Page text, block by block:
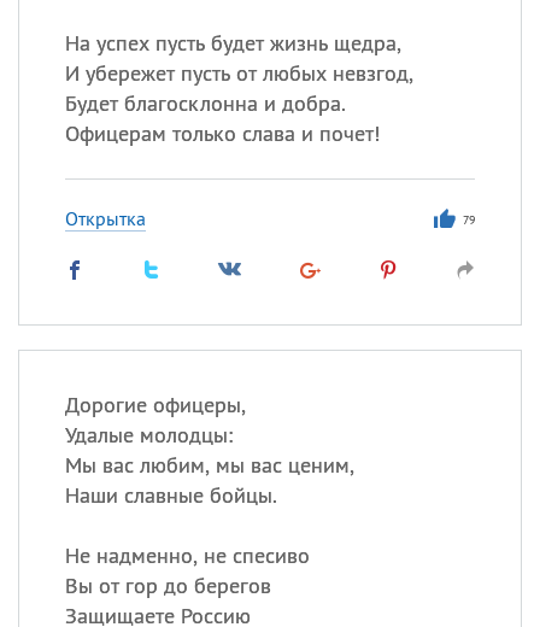
На успех пусть будет жизнь щедра,
И убережет пусть от любых невзгод,
Будет благосклонна и добра.
Офицерам только слава и почет!
Открытка 79
Дорогие офицеры,
Удалые молодцы:
Мы вас любим, мы вас ценим,
Наши славные бойцы.
Не надменно, не спесиво
Вы от гор до берегов
Защищаете Россию